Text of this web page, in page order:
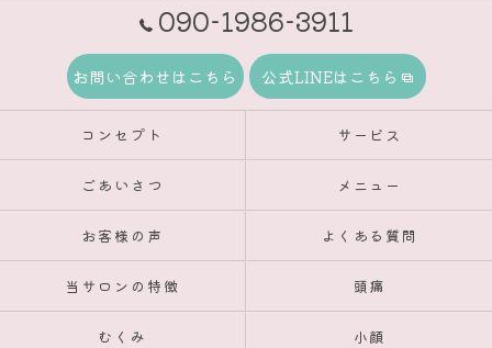
090-1986-3911
お問い合わせはこちら 公式LINEはこちら
コンセプト サービス
ごあいさつ メニュー
お客様の声 よくある質問
当サロンの特徴 頭痛
むくみ 小顔